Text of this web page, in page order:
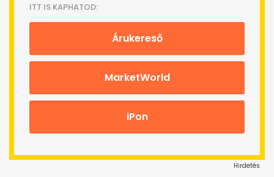
ITT IS KAPHATOD:
Árukereső
MarketWorld
iPon
Hirdetés